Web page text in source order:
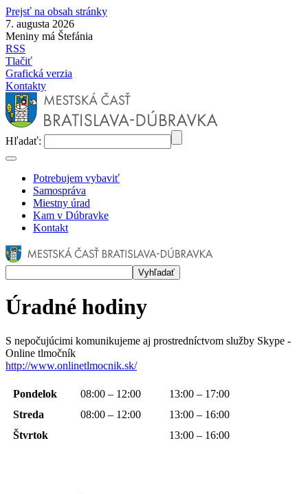
Prejsť na obsah stránky
7. augusta 2026
Meniny má Štefánia
RSS
Tlačiť
Grafická verzia
Kontakty
Hľadať:
Potrebujem vybaviť
Samospráva
Miestny úrad
Kam v Dúbravke
Kontakt
Úradné hodiny
S nepočujúcimi komunikujeme aj prostredníctvom služby Skype -
Online tlmočník
http://www.onlinetlmocnik.sk/
Pondelok 08:00 – 12:00
13:00 – 17:00
Streda
08:00 – 12:00
13:00 – 16:00
Štvrtok
13:00 – 16:00